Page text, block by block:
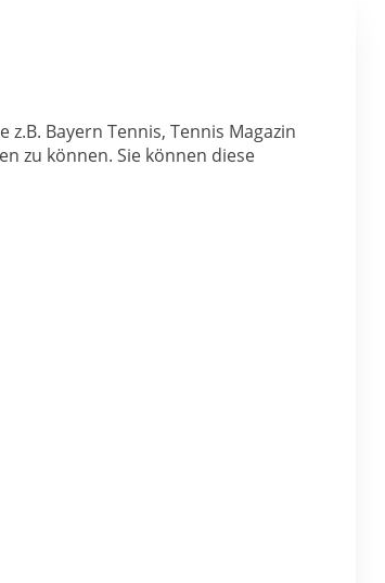
Bayern Tennis, Tennis Magazin
zu können. Sie können diese